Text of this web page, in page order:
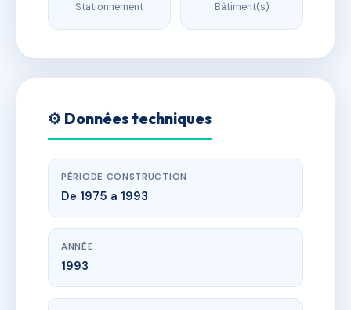
Stationnement Bâtiment(s)
⚙️ Données techniques
PÉRIODE CONSTRUCTION
De 1975 a 1993
ANNÉE
1993